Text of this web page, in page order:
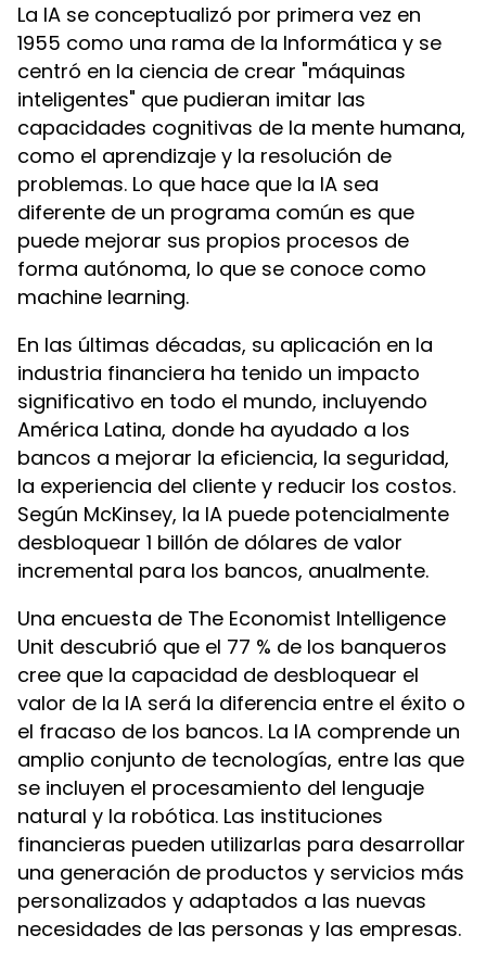
Saltar al contenido principal
La IA se conceptualizó por primera vez en
1955 como una rama de la Informática y se
centró en la ciencia de crear "máquinas
inteligentes" que pudieran imitar las
capacidades cognitivas de la mente humana,
como el aprendizaje y la resolución de
problemas. Lo que hace que la IA sea
diferente de un programa común es que
puede mejorar sus propios procesos de
forma autónoma, lo que se conoce como
machine learning.
En las últimas décadas, su aplicación en la
industria financiera ha tenido un impacto
significativo en todo el mundo, incluyendo
América Latina, donde ha ayudado a los
bancos a mejorar la eficiencia, la seguridad,
la experiencia del cliente y reducir los costos.
Según McKinsey, la IA puede potencialmente
desbloquear 1 billón de dólares de valor
incremental para los bancos, anualmente.
Una encuesta de The Economist Intelligence
Unit descubrió que el 77 % de los banqueros
cree que la capacidad de desbloquear el
valor de la IA será la diferencia entre el éxito o
el fracaso de los bancos. La IA comprende un
amplio conjunto de tecnologías, entre las que
se incluyen el procesamiento del lenguaje
natural y la robótica. Las instituciones
financieras pueden utilizarlas para desarrollar
una generación de productos y servicios más
personalizados y adaptados a las nuevas
necesidades de las personas y las empresas.